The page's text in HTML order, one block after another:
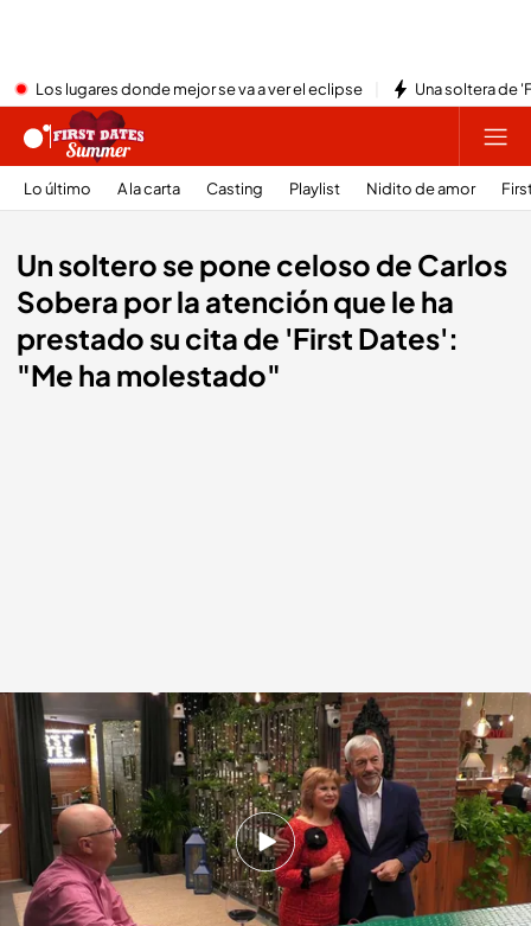
Los lugares donde mejor se va a ver el eclipse Una soltera de
Lo último A la carta Casting Playlist Nidito de amor
Un soltero se pone celoso de Carlos
Sobera por la atención que le ha
prestado su cita de 'First Dates':
"Me ha molestado"
Los celos de un soltero hacia Carlos Sobera.telecinco.es
First Dates
20 MAY 2026 - 23:05h.
Descubre al completo la cita de Ángel y Rosa
en 'First Dates'